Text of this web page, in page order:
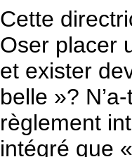
Cette
Oser placer
et exister
belle »?
règlement
intégré que